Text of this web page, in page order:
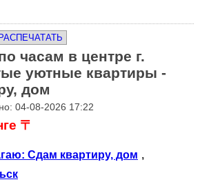
РАСПЕЧАТАТЬ
часам в центре г.
уютные квартиры -
дом
04-08-2026 17:22
〒
Сдам квартиру, дом ,